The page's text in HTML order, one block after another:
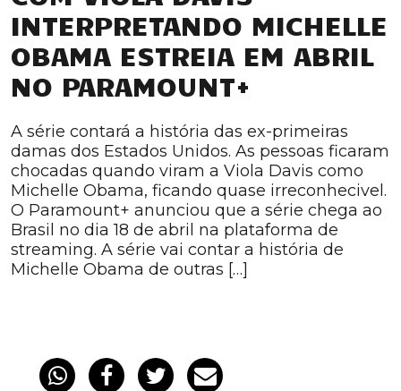
INTERPRETANDO MICHELLE
OBAMA ESTREIA EM ABRIL
NO PARAMOUNT+
A série contará a história das ex-primeiras
damas dos Estados Unidos. As pessoas ficaram
chocadas quando viram a Viola Davis como
Michelle Obama, ficando quase irreconhecivel.
O Paramount+ anunciou que a série chega ao
Brasil no dia 18 de abril na plataforma de
streaming. A série vai contar a história de
Michelle Obama de outras […]